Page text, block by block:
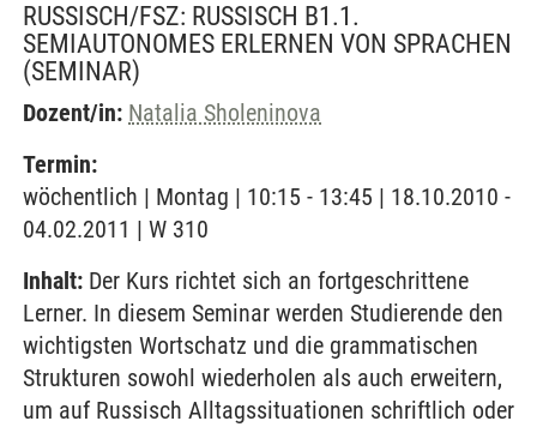
RUSSISCH/FSZ: RUSSISCH B1.1.
SEMIAUTONOMES ERLERNEN VON SPRACHEN
(SEMINAR)
Dozent/in: Natalia Sholeninova
Termin:
wöchentlich | Montag | 10:15 - 13:45 | 18.10.2010 -
04.02.2011 | W 310
Inhalt: Der Kurs richtet sich an fortgeschrittene
Lerner. In diesem Seminar werden Studierende den
wichtigsten Wortschatz und die grammatischen
Strukturen sowohl wiederholen als auch erweitern,
um auf Russisch Alltagssituationen schriftlich oder